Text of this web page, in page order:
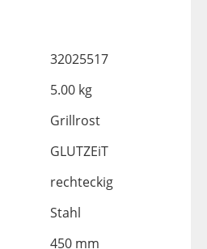
32025517
5.00 kg
Grillrost
GLUTZEiT
rechteckig
Stahl
450 mm